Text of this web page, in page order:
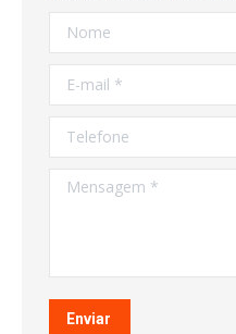
Nome
E-mail *
Telefone
Mensagem *
Enviar